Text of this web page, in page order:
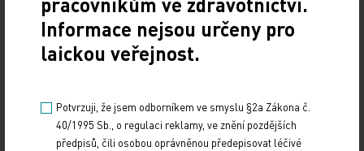
znalecké instituce s kulatým razítkem státu, které
na jednu a tu samou věc dají posudky, které se liší
o 50 procent," poznamenal.
ČTK
Informace nejsou určeny pro
laickou veřejnost.
Potvrzuji, že jsem odborníkem ve smyslu §2a Zákona č.
40/1995 Sb., o regulaci reklamy, ve znění pozdějších
předpisů, čili osobou oprávněnou předepisovat léčivé